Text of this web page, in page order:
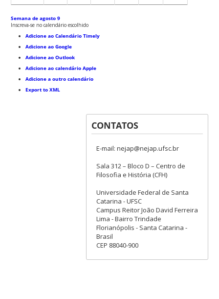
Semana de agosto 9
Inscreva-se no calendário escolhido
Adicione ao Calendário Timely
Adicione ao Google
Adicione ao Outlook
Adicione ao calendário Apple
Adicione a outro calendário
Export to XML
CONTATOS
E-mail: nejap@nejap.ufsc.br
Sala 312 – Bloco D – Centro de
Filosofia e História (CFH)
Universidade Federal de Santa
Catarina - UFSC
Campus Reitor João David Ferreira
Lima - Bairro Trindade
Florianópolis - Santa Catarina -
Brasil
CEP 88040-900